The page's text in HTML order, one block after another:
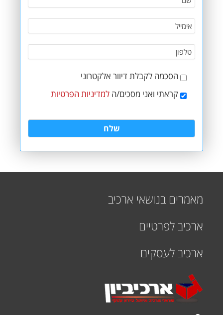
הסכמה לקבלת דיוור אלקטרוני
קראתי ואני מסכים/ה למדיניות הפרטיות
מאמרים בנושאי ארכיב
ארכיב לפרטיים
ארכיב לעסקים